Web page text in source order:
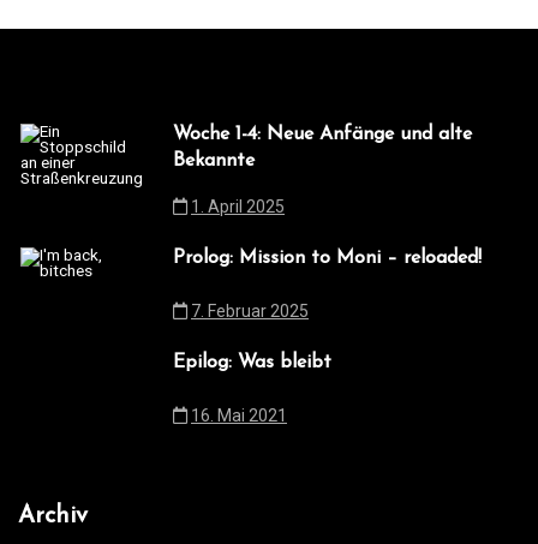
Woche 1-4: Neue Anfänge und alte
Bekannte
1. April 2025
Prolog: Mission to Moni – reloaded!
7. Februar 2025
Epilog: Was bleibt
16. Mai 2021
Archiv